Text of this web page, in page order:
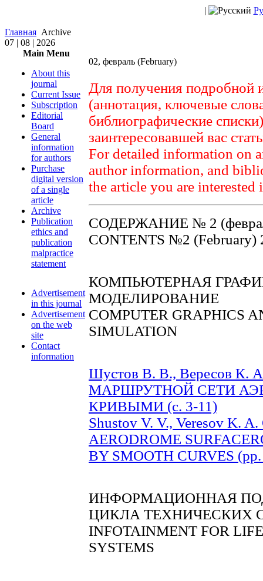
|
Главная Archive
07 | 08 | 2026
Main Menu
About this
journal
Current Issue
Subscription
Editorial
Board
General
information
for authors
Purchase
digital version
of a single
article
Archive
Publication
ethics and
publication
malpractice
statement
Advertisement
in this journal
Advertisement
on the web
site
Contact
information
02, февраль (February)
Для получения подробной
(аннотация, ключевые
библиографические
заинтересовавшей вас
For detailed information on
author information, and
the article you are interested
СОДЕРЖАНИЕ № 2
CONTENTS №2 (February)
КОМПЬЮТЕРНАЯ
МОДЕЛИРОВАНИЕ
COMPUTER GRAPHICS
SIMULATION
Шустов В. В., Вересов
МАРШРУТНОЙ СЕТИ
КРИВЫМИ (c. 3-11)
Shustov V. V., Veresov K.
AERODROME
BY SMOOTH CURVES
ИНФОРМАЦИОННАЯ
ЦИКЛА ТЕХНИЧЕСКИХ
INFOTAINMENT FOR
SYSTEMS